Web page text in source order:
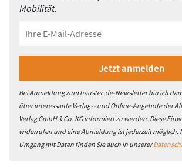
Mobilität.
Bei Anmeldung zum haustec.de-Newsletter bin ich
über interessante Verlags- und Online-Angebote der
Verlag GmbH & Co. KG informiert zu werden. Diese
widerrufen und eine Abmeldung ist jederzeit
Umgang mit Daten finden Sie auch in unserer